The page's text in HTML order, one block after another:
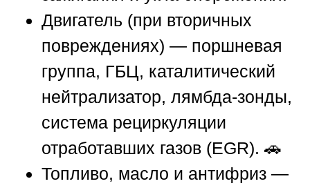
Двигатель (при вторичных
повреждениях) — поршневая
группа, ГБЦ, каталитический
нейтрализатор, лямбда-зонды,
система рециркуляции
отработавших газов (EGR). 🚗
Топливо, масло и антифриз —